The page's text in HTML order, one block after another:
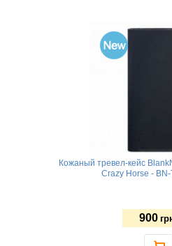
Кожаный тревел-кейс
Crazy Horse -
900